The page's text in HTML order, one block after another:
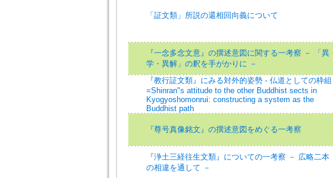
「証文類」所説の還相回向義について
『一念多念文意』の撰述意図に関する一考察 － 「異
学・異解」の釈を手がかりに －
『教行証文類』にみる対外的姿勢 - 仏道としての枠組
=Shinran"s attitude to the other Buddhist sects in
Kyogyoshomonrui: constructing a system as the
Buddhist path
『尊号真像銘文』の撰述意図をめぐる一考察
『浄土三経往生文類』についての一考察 － 広略二本
の相違を通して －